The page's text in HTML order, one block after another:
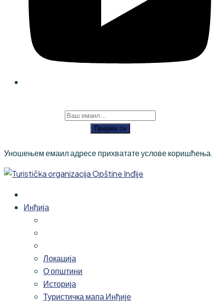
Пријави се
Уношењем емаил адресе прихватате услове коришћења.
Инђија
Локација
О општини
Историја
Туристичка мапа Инђије